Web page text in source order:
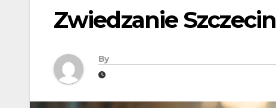
Zwiedzanie Szczecin
By